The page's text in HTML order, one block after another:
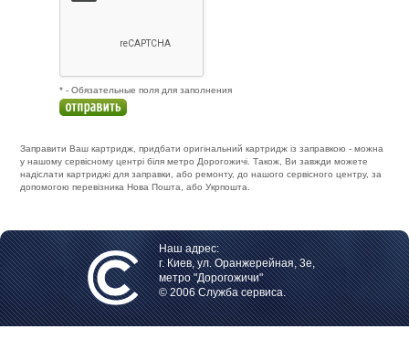
* - Обязательные поля для заполнения
Заправити Ваш картридж, придбати оригінальний картридж із заправкою - можна
у нашому сервісному центрі біля метро Дорогожичі. Також, Ви завжди можете
надіслати картриджі для заправки, або ремонту, до нашого сервісного центру, за
допомогою перевізника Нова Пошта, або Укрпошта.
Наш адрес:
г. Киев, ул. Оранжерейная, 3е,
метро "Дорогожичи"
© 2006 Служба сервиса.